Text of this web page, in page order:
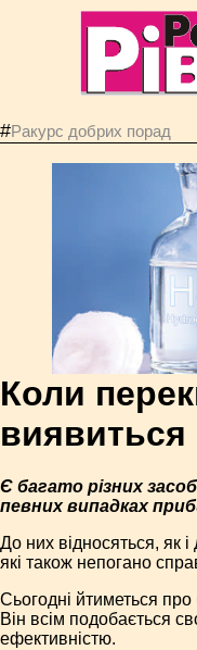
#Ракурс добрих порад
Коли
Є багато різних
певних випадках
До них відносяться, як і
які також непогано
Сьогодні йтиметься
Він всім подобається
ефективністю.